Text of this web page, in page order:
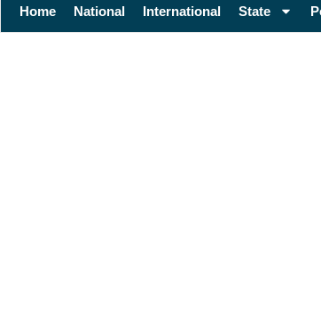
Home National International State